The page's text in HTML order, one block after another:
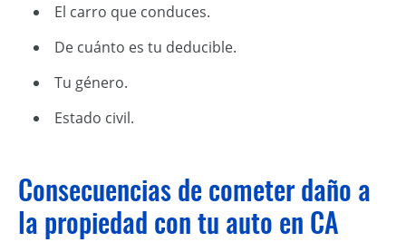
El carro que conduces.
De cuánto es tu deducible.
Tu género.
Estado civil.
Consecuencias de cometer daño a
la propiedad con tu auto en CA